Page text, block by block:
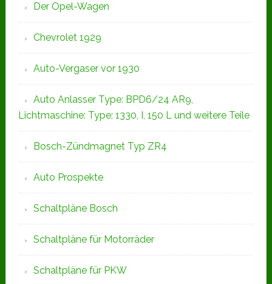
Der Opel-Wagen
Chevrolet 1929
Auto-Vergaser vor 1930
Auto Anlasser Type: BPD6/24 AR9,
Lichtmaschine: Type: 1330, I, 150 L und weitere Teile
Bosch-Zündmagnet Typ ZR4
Auto Prospekte
Schaltpläne Bosch
Schaltpläne für Motorräder
Schaltpläne für PKW